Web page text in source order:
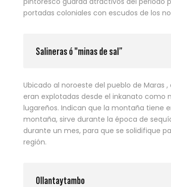
portadas coloniales con escudos de los
Salineras ó "minas de sal”
Ubicado al noroeste del pueblo de Maras
eran explotadas desde el inkanato como
lugareños. Indican que la montaña tiene
montaña, sirve durante la época de
durante un mes, para que se solidifique
región.
Ollantaytambo